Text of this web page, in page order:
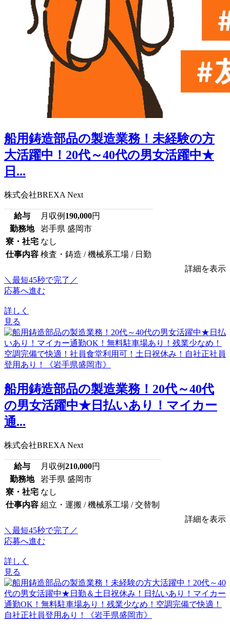
船用鋳造部品の製造業務！未経験の方
大活躍中！20代～40代の男女活躍中★
日...
株式会社BREXA Next
給与 月収例 190,000円
勤務地
岩手県 盛岡市
寮・社宅 なし
仕事内容 検査・鋳造 / 機械系工場 / 日勤
詳細を表示
＼最短45秒で完了／
応募へ進む
詳しく
見る
船用鋳造部品の製造業務！20代～40代
の男女活躍中★日払いあり！マイカー
通...
株式会社BREXA Next
給与 月収例210,000円
勤務地
岩手県 盛岡市
寮・社宅 なし
仕事内容 組立・運搬 / 機械系工場 / 交替制
詳細を表示
＼最短45秒で完了／
応募へ進む
詳しく
見る